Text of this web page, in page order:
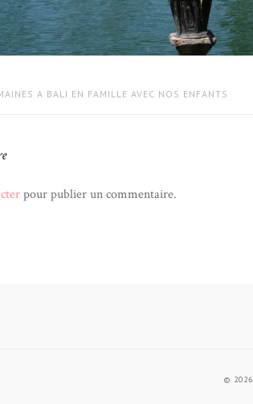
A BALI EN FAMILLE AVEC NOS ENFANTS
pour publier un commentaire.
© 2026